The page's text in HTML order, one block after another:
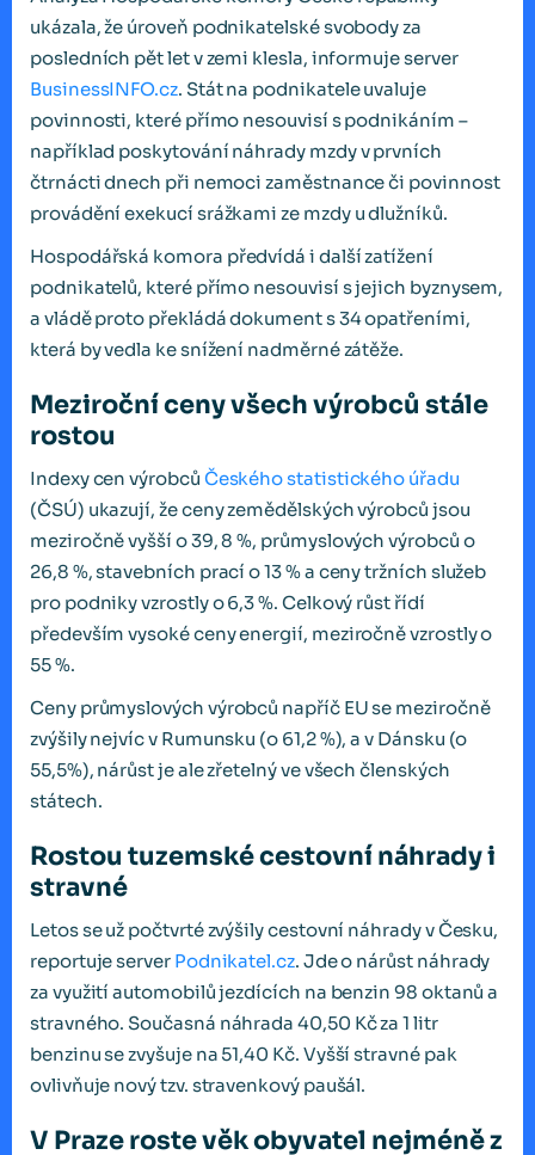
ukázala, že úroveň podnikatelské svobody za
posledních pět let v zemi klesla, informuje server
BusinessINFO.cz. Stát na podnikatele uvaluje
povinnosti, které přímo nesouvisí s podnikáním –
například poskytování náhrady mzdy v prvních
čtrnácti dnech při nemoci zaměstnance či povinnost
provádění exekucí srážkami ze mzdy u dlužníků.
Hospodářská komora předvídá i další zatížení
podnikatelů, které přímo nesouvisí s jejich byznysem,
a vládě proto překládá dokument s 34 opatřeními,
která by vedla ke snížení nadměrné zátěže.
Meziroční ceny všech výrobců stále
rostou
Indexy cen výrobců Českého statistického úřadu
(ČSÚ) ukazují, že ceny zemědělských výrobců jsou
meziročně vyšší o 39, 8 %, průmyslových výrobců o
26,8 %, stavebních prací o 13 % a ceny tržních služeb
pro podniky vzrostly o 6,3 %. Celkový růst řídí
především vysoké ceny energií, meziročně vzrostly o
55 %.
Ceny průmyslových výrobců napříč EU se meziročně
zvýšily nejvíc v Rumunsku (o 61,2 %), a v Dánsku (o
55,5%), nárůst je ale zřetelný ve všech členských
státech.
Rostou tuzemské cestovní náhrady i
stravné
Letos se už počtvrté zvýšily cestovní náhrady v Česku,
reportuje server Podnikatel.cz. Jde o nárůst náhrady
za využití automobilů jezdících na benzin 98 oktanů a
stravného. Současná náhrada 40,50 Kč za 1 litr
benzinu se zvyšuje na 51,40 Kč. Vyšší stravné pak
ovlivňuje nový tzv. stravenkový paušál.
V Praze roste věk obyvatel nejméně z